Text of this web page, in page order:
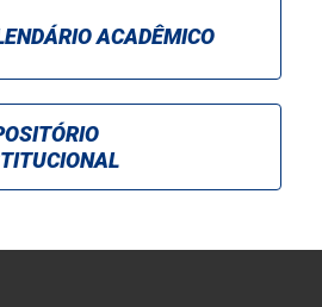
ACADÊMICO